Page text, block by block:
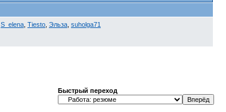
S_elena Tiesto Эльза suholga71
Быстрый переход